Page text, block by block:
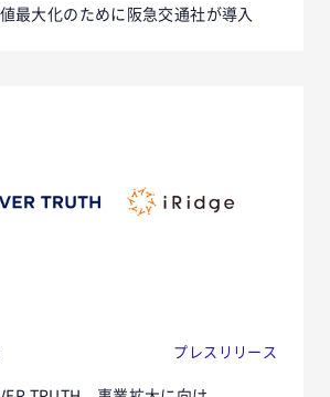
最大化のために阪急交通社が導入
プレスリリース